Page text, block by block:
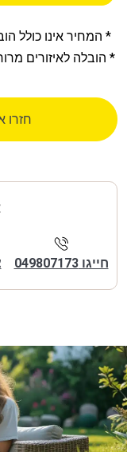
* המחיר אינו כולל
* הובלה לאיזורים
חזרו
חייגו 049807173